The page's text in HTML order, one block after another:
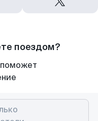
поездом?